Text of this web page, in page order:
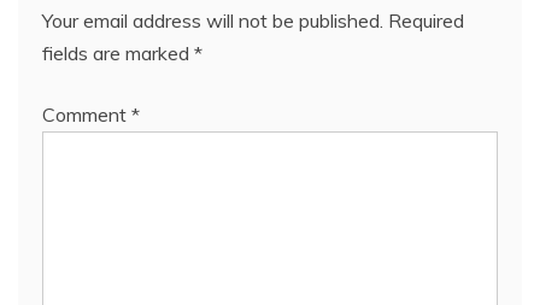
Your email address will not be published. Required
fields are marked *
Comment *